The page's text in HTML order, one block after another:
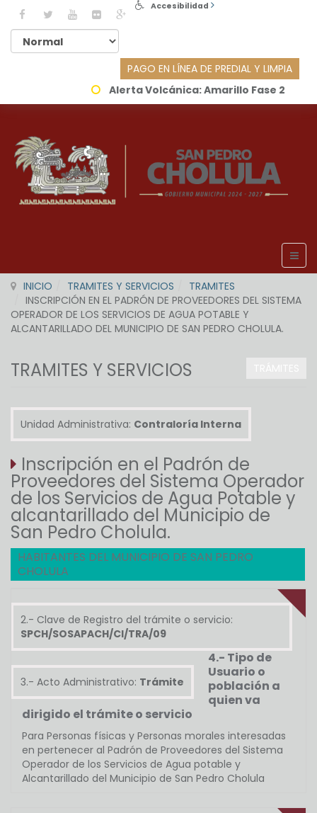
Accesibilidad
PAGO EN LÍNEA DE PREDIAL Y LIMPIA
Alerta Volcánica:Amarillo Fase 2
INICIO TRAMITES Y SERVICIOS
TRAMITES
INSCRIPCIÓN EN EL PADRÓN DE PROVEEDORES DEL SISTEMA
OPERADOR DE LOS SERVICIOS DE AGUA POTABLE Y
ALCANTARILLADO DEL MUNICIPIO DE SAN PEDRO CHOLULA.
TRAMITES Y SERVICIOS
Unidad Administrativa: Contraloría Interna
Inscripción en el Padrón de
Proveedores del Sistema Operador
de los Servicios de Agua Potable y
alcantarillado del Municipio de
San Pedro Cholula.
HABITANTES DEL MUNICIPIO DE SAN PEDRO
CHOLULA
2.- Clave de Registro del trámite o servicio:
SPCH/SOSAPACH/CI/TRA/09
3.- Acto Administrativo: Trámite
4.- Tipo de
Usuario o
población a
quien va
dirigido el trámite o servicio
Para Personas físicas y Personas morales interesadas
en pertenecer al Padrón de Proveedores del Sistema
Operador de los Servicios de Agua potable y
Alcantarillado del Municipio de San Pedro Cholula